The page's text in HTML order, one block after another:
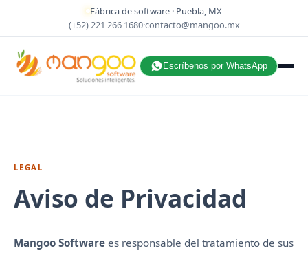
Fábrica de software · Puebla, MX
(+52) 221 266 1680·contacto@mangoo.mx
Escríbenos por WhatsApp
LEGAL
Aviso de Privacidad
Mangoo Software es responsable del tratamiento de sus